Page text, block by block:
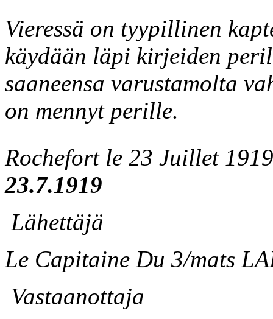
Vieressä on tyypillinen
käydään läpi kirjeiden
saaneensa varustamolta
on mennyt perille.
Rochefort le
23.7.1919
Lähettäjä
Le Capitaine Du 3/mats
Vastaanottaja